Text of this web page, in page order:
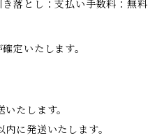
落とし：支払い手数料：無料
定いたします。
たします。
に発送いたします。